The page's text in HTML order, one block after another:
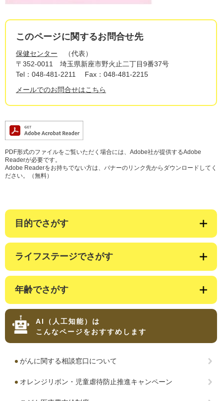
このページに関するお問合せ先
保健センター
代表
〒352-0011
埼玉県新座市野火止二丁目9番37号
Tel：048-481-2211
Fax：048-481-2215
メールでのお問合せはこちら
PDF形式のファイルをご覧いただく場合には、Adobe社が提供するAdobe
Readerが必要です。
Adobe Readerをお持ちでない方は、バナーのリンク先からダウンロードしてく
ださい。（無料）
目的でさがす
ライフステージでさがす
年齢でさがす
AI（人工知能）は
こんなページをおすすめします
がんに関する相談窓口について
オレンジリボン・児童虐待防止推進キャンペーン